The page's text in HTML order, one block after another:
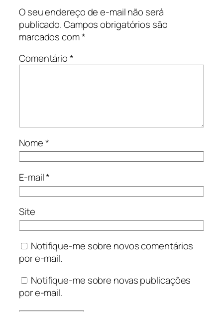
O seu endereço de e-mail não será
publicado.Campos obrigatórios são
marcados com*
Comentário*
Nome*
E-mail*
Site
Notifique-me sobre novos comentários
por e-mail.
Notifique-me sobre novas publicações
por e-mail.